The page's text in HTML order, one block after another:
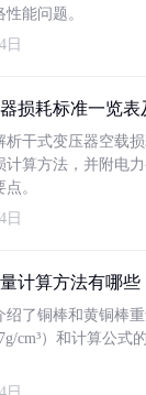
能问题。
日
损耗标准一览表
析干式变压器空载
计算方法，并附电
。
日
计算方法有哪些
绍了铜棒和黄铜棒
cm³）和计算公式